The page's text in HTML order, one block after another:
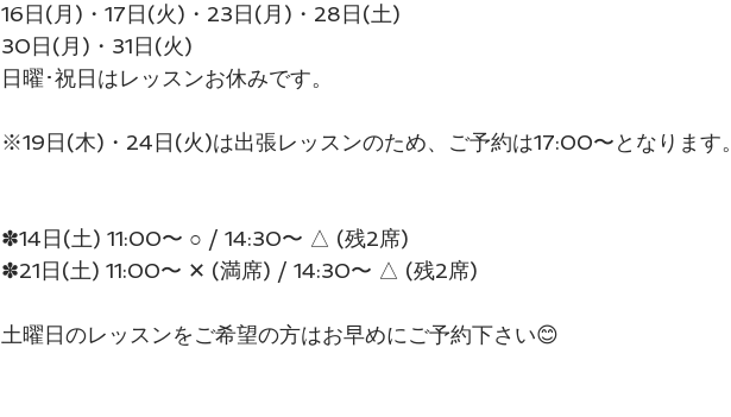
16日(月)・17日(火)・23日(月)・28日(土)
30日(月)・31日(火)
日曜･祝日はレッスンお休みです。
※19日(木)・24日(火)は出張レッスンのため、ご予約は17:00〜となります
✽14日(土) 11:00〜 ○ / 14:30〜 △ (残2席)
✽21日(土) 11:00〜 ✕ (満席) / 14:30〜 △ (残2席)
土曜日のレッスンをご希望の方はお早めにご予約下さい😊